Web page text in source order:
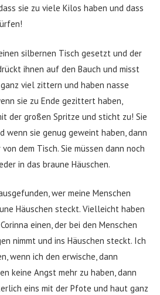
sie zu viele Kilos haben und dass
silbernen Tisch gesetzt und der
ihnen auf den Bauch und misst
ganz viel zittern und haben nasse
sie zu Ende gezittert haben,
der großen Spritze und sticht zu! Sie
wenn sie genug geweint haben, dann
dem Tisch. Sie müssen dann noch
in das braune Häuschen.
wer meine Menschen
Häuschen steckt. Vielleicht haben
einen, der bei den Menschen
nimmt und ins Häuschen steckt. Ich
wenn ich den erwische, dann
keine Angst mehr zu haben, dann
eins mit der Pfote und haut ganz